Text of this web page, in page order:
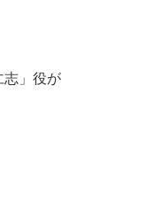
志」役が